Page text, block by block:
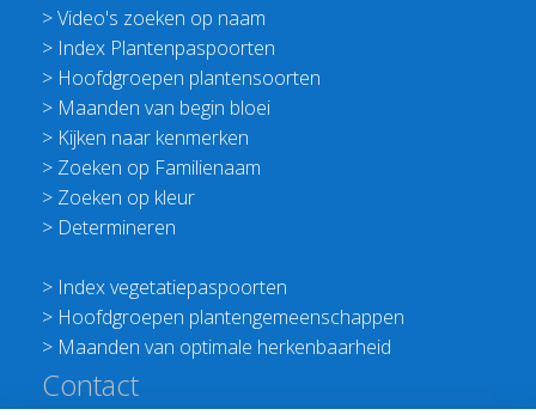
>Video's zoeken op naam
> Index Plantenpaspoorten
> Hoofdgroepen plantensoorten
> Maanden van begin bloei
> Kijken naar kenmerken
> Zoeken op Familienaam
> Zoeken op kleur
> Determineren
> Index vegetatiepaspoorten
> Hoofdgroepen plantengemeenschappen
> Maanden van optimale herkenbaarheid
Contact